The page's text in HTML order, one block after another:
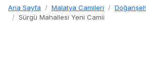
Ana Sayfa Malatya Camileri
Sürgü Mahallesi Yeni Camii